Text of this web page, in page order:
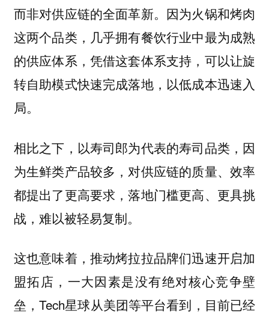
而非对供应链的全面革新。因为火锅和烤肉
这两个品类，几乎拥有餐饮行业中最为成熟
的供应体系，凭借这套体系支持，可以让旋
转自助模式快速完成落地，以低成本迅速入
局。
相比之下，以寿司郎为代表的寿司品类，因
为生鲜类产品较多，对供应链的质量、效率
都提出了更高要求，落地门槛更高、更具挑
战，难以被轻易复制。
这也意味着，推动烤拉拉品牌们迅速开启加
盟拓店，一大因素是没有绝对核心竞争壁
垒，Tech星球从美团等平台看到，目前已经